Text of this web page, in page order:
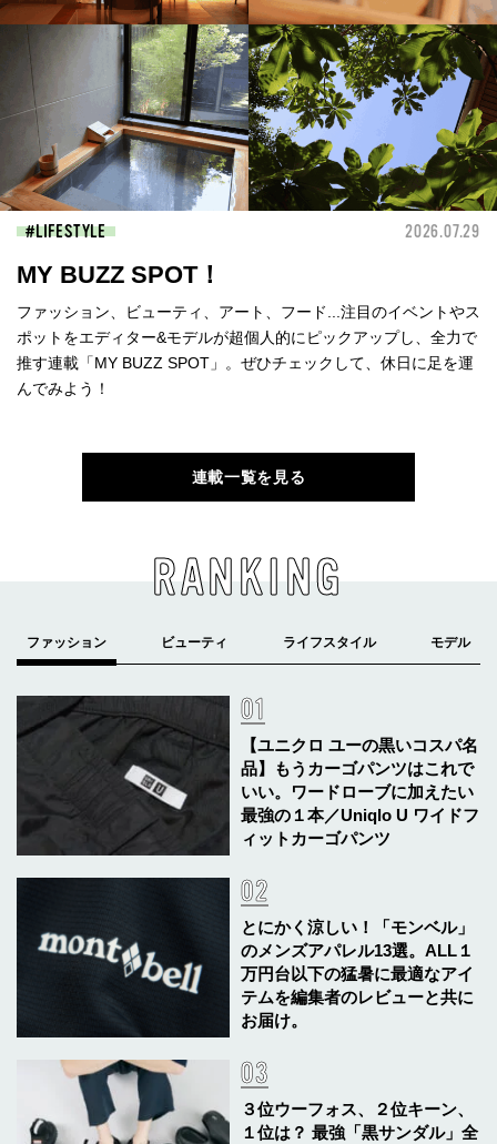
LIFESTYLE 2026.07.29
MY BUZZ SPOT！
ファッション、ビューティ、アート、フード...注目のイベントやス
ポットをエディター&モデルが超個人的にピックアップし、全力で
推す連載「MY BUZZ SPOT」。ぜひチェックして、休日に足を運
んでみよう！
連載一覧を見る
RANKING
【ユニクロ ユーの黒いコスパ名
品】もうカーゴパンツはこれで
いい。ワードローブに加えたい
最強の１本／Uniqlo U ワイドフ
ィットカーゴパンツ
とにかく涼しい！「モンベル」
のメンズアパレル13選。ALL１
万円台以下の猛暑に最適なアイ
テムを編集者のレビューと共に
お届け。
３位ウーフォス、２位キーン、
１位は？ 最強「黒サンダル」全